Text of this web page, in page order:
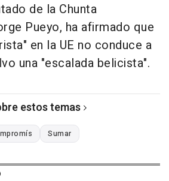
de la Chunta
Pueyo, ha afirmado que
en la UE no conduce a
una "escalada belicista".
estos temas
Sumar